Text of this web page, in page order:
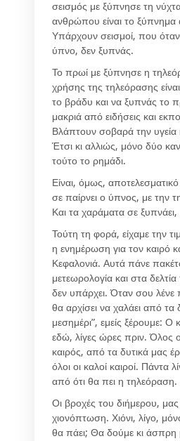
σεισμός με ξύπνησε τη
ανθρώπου είναι το ξύπνημα
Υπάρχουν σεισμοί, που
ύπνο, δεν ξυπνάς.
Το πρωί με ξύπνησε η
χρήσης της τηλεόρασης
το βράδυ και να ξυπνάς το
μακριά από ειδήσεις και
Βλάπτουν σοβαρά την υγεία
Έτσι κι αλλιώς, μόνο δύο
τούτο το ρημάδι.
Είναι, όμως,
σε παίρνει ο ύπνος, με την
Και τα χαράματα σε ξυπνάει,
Τούτη τη φορά, είχαμε την
η ενημέρωση για τον καιρό
Κεφαλονιά. Αυτά πάνε
μετεωρολογία και στα
δεν υπάρχει. Όταν σου λένε
θα αρχίσει να χαλάει από τα
μεσημέρι”, εμείς ξέρουμε: Ο
εδώ, λίγες ώρες πριν. Όλος
καιρός, από τα δυτικά μας
όλοι οι καλοί καιροί. Πάντα
από ότι θα πει η τηλεόραση.
Οι βροχές του διήμερου,
χιονόπτωση. Χιόνι, λίγο,
θα πάει; Θα δούμε κι άσπρη